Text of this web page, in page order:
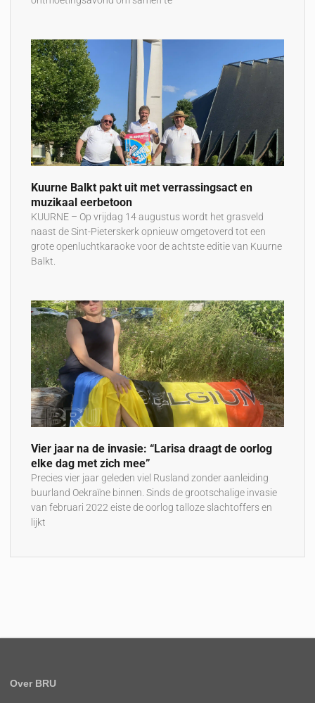
Kuurne Balkt pakt uit met verrassingsact en
muzikaal eerbetoon
KUURNE – Op vrijdag 14 augustus wordt het grasveld
naast de Sint-Pieterskerk opnieuw omgetoverd tot een
grote openluchtkaraoke voor de achtste editie van Kuurne
Balkt.
Vier jaar na de invasie: “Larisa draagt de oorlog
elke dag met zich mee”
Precies vier jaar geleden viel Rusland zonder aanleiding
buurland Oekraïne binnen. Sinds de grootschalige invasie
van februari 2022 eiste de oorlog talloze slachtoffers en
lijkt
Over BRU